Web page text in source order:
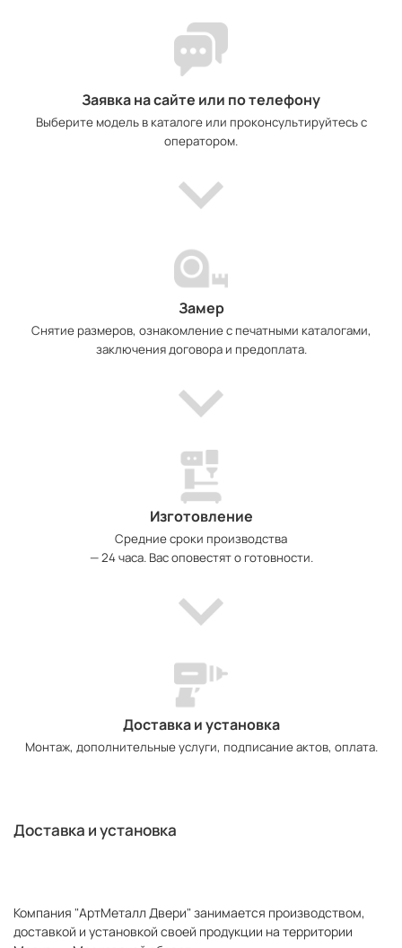
Заявка на сайте или по телефону
Выберите модель в каталоге или проконсультируйтесь с
оператором.
Замер
Снятие размеров, ознакомление с печатными каталогами,
заключения договора и предоплата.
Изготовление
Средние сроки производства
— 24 часа. Вас оповестят о готовности.
Доставка и установка
Монтаж, дополнительные услуги, подписание актов, оплата.
Доставка и установка
Компания "АртМеталл Двери" занимается производством,
доставкой и установкой своей продукции на территории